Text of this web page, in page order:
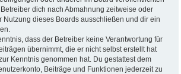
dich nach Abmahnung zeitweise oder
Nutzung dieses Boards ausschließen und dir ein
dass der Betreiber keine Verantwortung für
übernimmt, die er nicht selbst erstellt hat
Kenntnis genommen hat. Du gestattest dem
Beiträge und Funktionen jederzeit zu